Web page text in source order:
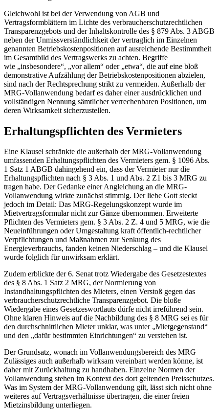
Gleichwohl ist bei der Verwendung von AGB und
Vertragsformblättern im Lichte des verbraucherschutzrechtlichen
Transparenzgebots und der Inhaltskontrolle des § 879 Abs. 3 ABGB
neben der Unmissverständlichkeit der vertraglich im Einzelnen
genannten Betriebskostenpositionen auf ausreichende Bestimmtheit
im Gesamtbild des Vertragswerks zu achten. Begriffe
wie „insbesondere“, „vor allem“ oder „etwa“, die auf eine bloß
demonstrative Aufzählung der Betriebskostenpositionen abzielen,
sind nach der Rechtsprechung strikt zu vermeiden. Außerhalb der
MRG-Vollanwendung bedarf es daher einer ausdrücklichen und
vollständigen Nennung sämtlicher verrechenbaren Positionen, um
deren Wirksamkeit sicherzustellen.
Erhaltungspflichten des Vermieters
Eine Klausel schränkte die außerhalb der MRG-Vollanwendung
umfassenden Erhaltungspflichten des Vermieters gem. § 1096 Abs.
1 Satz 1 ABGB dahingehend ein, dass der Vermieter nur die
Erhaltungspflichten nach § 3 Abs. 1 und Abs. 2 Z1 bis 3 MRG zu
tragen habe. Der Gedanke einer Angleichung an die MRG-
Vollanwendung wirkte zunächst stimmig. Der liebe Gott steckt
jedoch im Detail: Das MRG-Regelungskonzept wurde im
Mietvertragsformular nicht zur Gänze übernommen. Erweiterte
Pflichten des Vermieters gem. § 3 Abs. 2 Z. 4 und 5 MRG, wie die
Neueinführungen oder Umgestaltung kraft öffentlich-rechtlicher
Verpflichtungen und Maßnahmen zur Senkung des
Energieverbrauchs, fanden keinen Niederschlag – und die Klausel
wurde folglich für unwirksam erklärt.
Zudem erblickte der 6. Senat trotz Wiedergabe des Gesetzestextes
des § 8 Abs. 1 Satz 2 MRG, der Normierung von
Instandhaltungspflichten des Mieters, einen Verstoß gegen das
verbraucherschutzrechtliche Transparenzgebot. Die bloße
Wiedergabe eines Gesetzeswortlauts dürfe nicht irreführend sein.
Ohne klaren Hinweis auf die Nachbildung des § 8 MRG sei es für
den durchschnittlichen Mieter unklar, was unter „Mietgegenstand“
und den „dafür bestimmten Einrichtungen“ zu verstehen ist.
Der Grundsatz, wonach im Vollanwendungsbereich des MRG
Zulässiges auch außerhalb wirksam vereinbart werden könne, ist
daher mit Zurückhaltung zu handhaben. Einzelne Normen der
Vollanwendung stehen im Kontext des dort geltenden Preisschutzes.
Was im System der MRG-Vollanwendung gilt, lässt sich nicht ohne
weiteres auf Vertragsverhältnisse übertragen, die einer freien
Mietzinsbildung unterliegen.